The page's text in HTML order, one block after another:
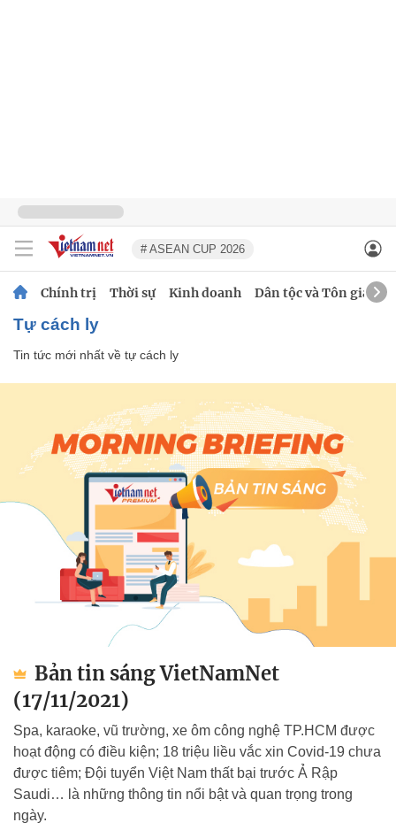
# ASEAN CUP 2026
Chính trị Thời sự Kinh doanh Dân tộc và Tôn giáo
tự cách ly
Tin tức mới nhất về tự cách ly
Bản tin sáng VietNamNet
(17/11/2021)
Spa, karaoke, vũ trường, xe ôm công nghệ TP.HCM được
hoạt động có điều kiện; 18 triệu liều vắc xin Covid-19 chưa
được tiêm; Đội tuyển Việt Nam thất bại trước Ả Rập
Saudi… là những thông tin nổi bật và quan trọng trong
ngày.